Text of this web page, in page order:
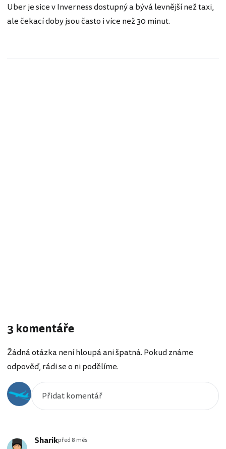
Uber je sice v Inverness dostupný a bývá levnější než taxi,
ale čekací doby jsou často i více než 30 minut.
3 komentáře
Žádná otázka není hloupá ani špatná. Pokud známe
odpověď, rádi se o ni podělíme.
Sharikpřed 8 měs